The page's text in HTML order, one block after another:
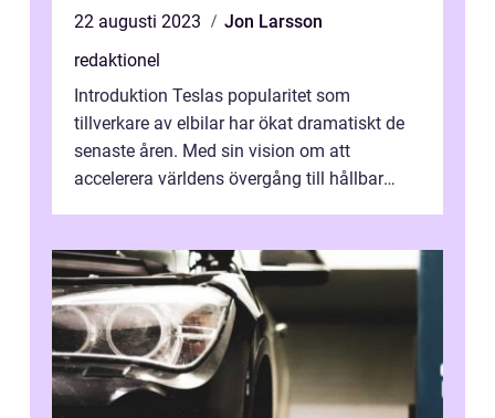
22 augusti 2023
Jon Larsson
redaktionel
Introduktion Teslas popularitet som
tillverkare av elbilar har ökat dramatiskt de
senaste åren. Med sin vision om att
accelerera världens övergång till hållbar